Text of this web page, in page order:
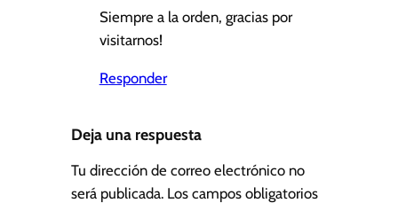
Siempre a la orden, gracias por
visitarnos!
Responder
Deja una respuesta
Tu dirección de correo electrónico no
será publicada. Los campos obligatorios